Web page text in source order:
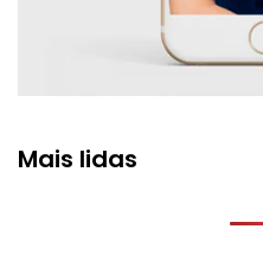
Mais lidas